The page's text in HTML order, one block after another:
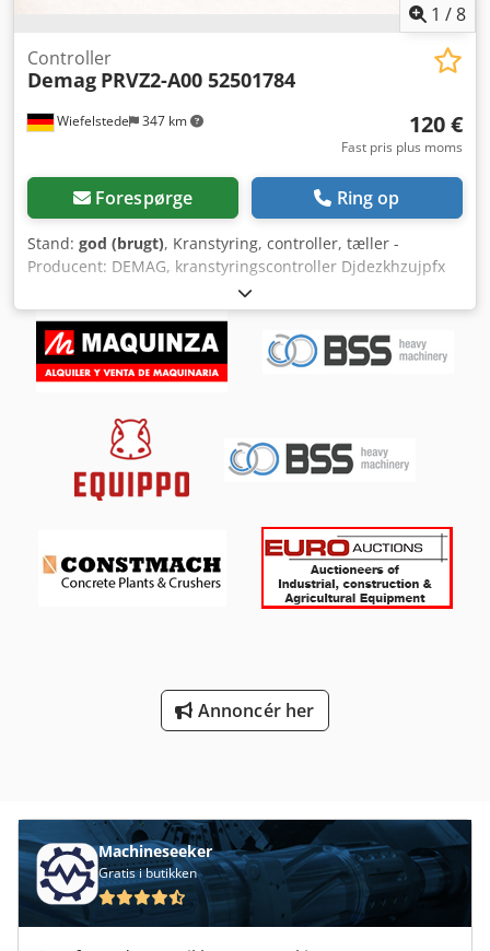
1 /8
Wiefelstede 347 km
Controller
Demag PRVZ2-A00 52501784
120 €
Fast pris plus moms
Forespørge Ring op
Stand: god (brugt), Kranstyring, controller, tæller -
Producent: DEMAG, kranstyringscontroller Djdezkhzujpfx
Ab Uekr -Type: PRVZ2-A00 -Nr.: 52501784 -Spænding: 220 V
-Dimensioner: 110/60/H75 mm -Vægt: 0,3 kg
Annoncér her
Machineseeker
Gratis i butikken